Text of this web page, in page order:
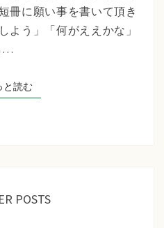
夕
行
冊に願い事を書いて頂き
よう」「何がええかな」
…
と読むもっと読む
POSTS